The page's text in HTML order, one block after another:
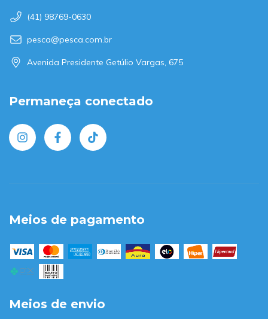
(41) 98769-0630
pesca@pesca.com.br
Avenida Presidente Getúlio Vargas, 675
Permaneça conectado
Meios de pagamento
Meios de envio